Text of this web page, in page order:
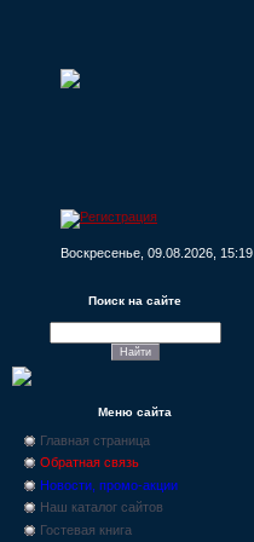
Воскресенье, 09.08.2026, 15:19
Поиск на сайте
Меню сайта
Главная страница
Обратная связь
Новости, промо-акции
Наш каталог сайтов
Гостевая книга